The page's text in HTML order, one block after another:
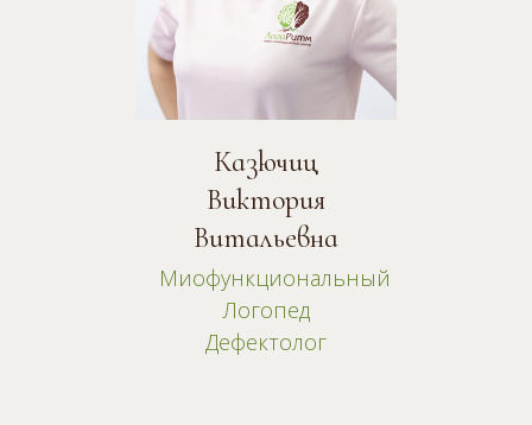
Казючиц
Виктория
Витальевна
Миофункциональный
Логопед
Дефектолог